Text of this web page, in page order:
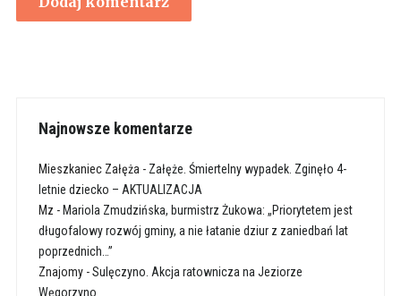
Najnowsze komentarze
Mieszkaniec Załęża - Załęże. Śmiertelny wypadek. Zginęło 4-
letnie dziecko – AKTUALIZACJA
Mz - Mariola Zmudzińska, burmistrz Żukowa: „Priorytetem jest
długofalowy rozwój gminy, a nie łatanie dziur z zaniedbań lat
poprzednich…”
Znajomy-Sulęczyno. Akcja ratownicza na Jeziorze
Węgorzyno